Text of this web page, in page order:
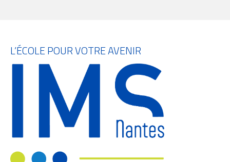
L’ÉCOLE POUR VOTRE AVENIR